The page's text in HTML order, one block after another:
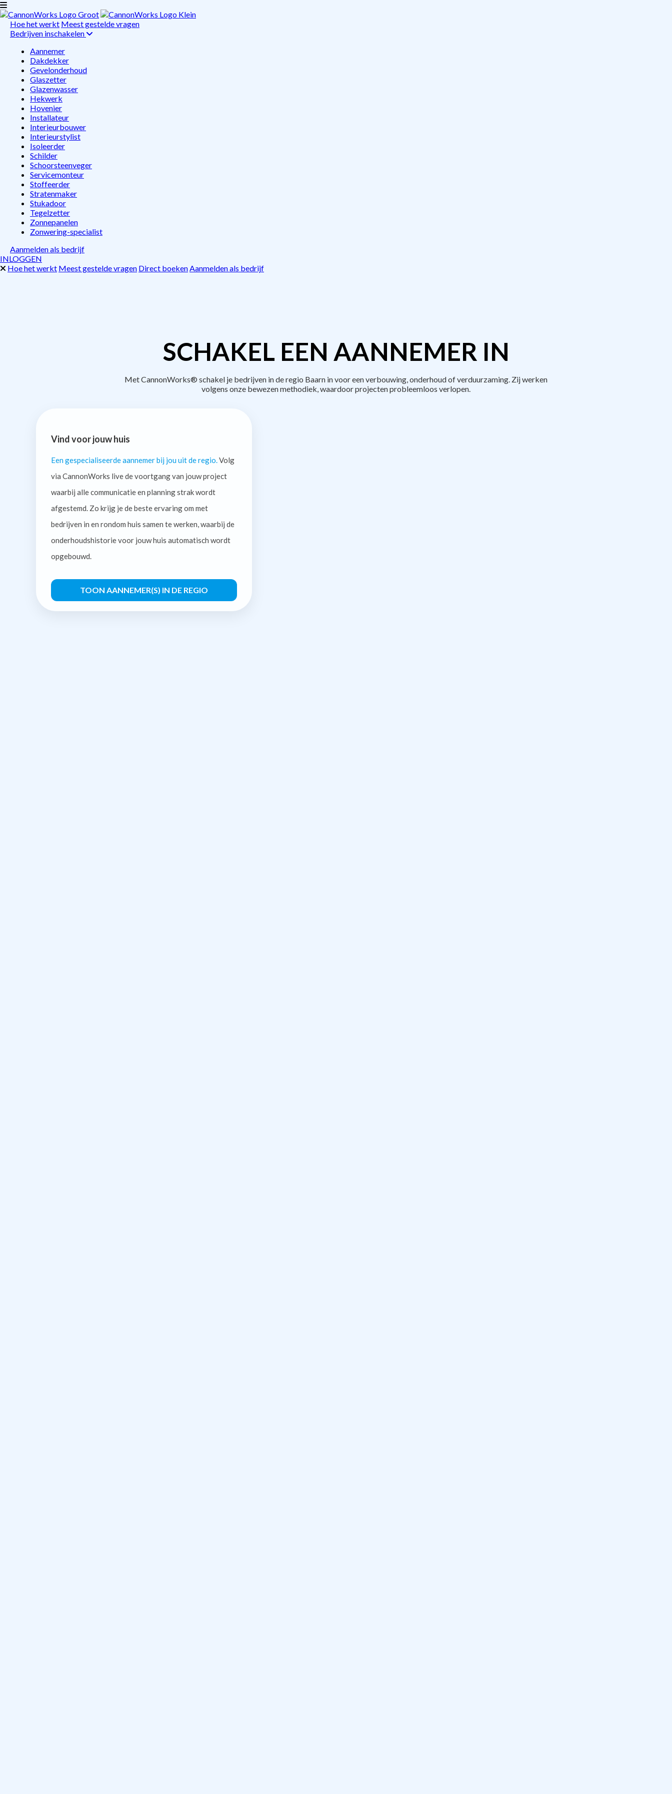
Hoe het werkt Meest gestelde vragen
Bedrijven inschakelen
Aannemer
Dakdekker
Gevelonderhoud
Glaszetter
Glazenwasser
Hekwerk
Hovenier
Installateur
Interieurbouwer
Interieurstylist
Isoleerder
Schilder
Schoorsteenveger
Servicemonteur
Stoffeerder
Stratenmaker
Stukadoor
Tegelzetter
Zonnepanelen
Zonwering-specialist
Aanmelden als bedrijf
INLOGGEN
Hoe het werkt Meest gestelde vragen Direct boekenAanmelden als bedrijf
SCHAKEL EEN AANNEMER IN
Met CannonWorks® schakel je bedrijven in de regio Baarn in voor een verbouwing, onderhoud of verduurzaming. Zij werken
volgens onze bewezen methodiek, waardoor projecten probleemloos verlopen.
Vind voor jouw huis
Een gespecialiseerde aannemer bij jou uit de regio. Volg
via CannonWorks live de voortgang van jouw project
waarbij alle communicatie en planning strak wordt
afgestemd. Zo krijg je de beste ervaring om met
bedrijven in en rondom huis samen te werken, waarbij de
onderhoudshistorie voor jouw huis automatisch wordt
opgebouwd.
TOON AANNEMER(S) IN DE REGIO